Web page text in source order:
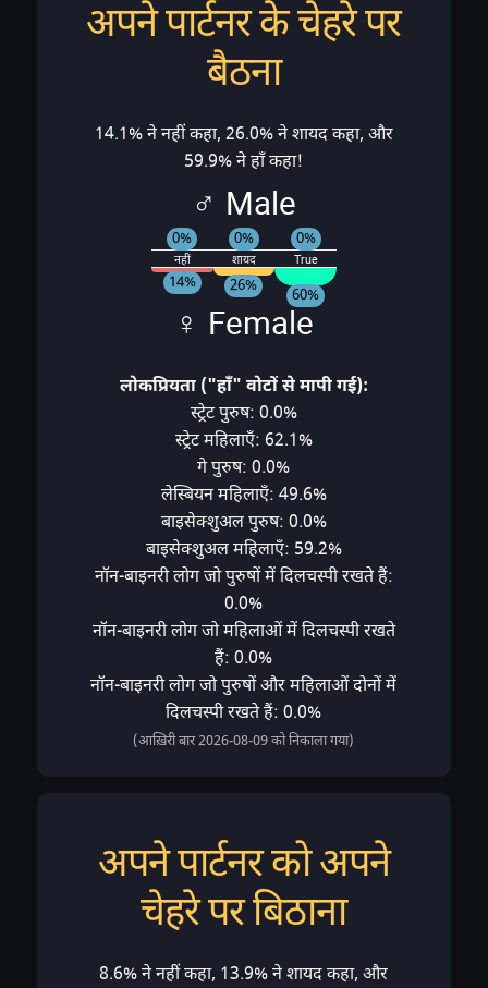
अपने पार्टनर के चेहरे पर
बैठना
14.1% ने नहीं कहा, 26.0% ने शायद कहा, और
59.9% ने हाँ कहा!
♂ Male
नहीं
0%
शायद
0%
True
0%
14% 26%
60%
♀ Female
लोकप्रियता ("हाँ" वोटों से मापी गई):
स्ट्रेट पुरुष: 0.0%
स्ट्रेट महिलाएँ: 62.1%
गे पुरुष: 0.0%
लेस्बियन महिलाएँ: 49.6%
बाइसेक्शुअल पुरुष: 0.0%
बाइसेक्शुअल महिलाएँ: 59.2%
नॉन-बाइनरी लोग जो पुरुषों में दिलचस्पी रखते हैं:
0.0%
नॉन-बाइनरी लोग जो महिलाओं में दिलचस्पी रखते
हैं: 0.0%
नॉन-बाइनरी लोग जो पुरुषों और महिलाओं दोनों में
दिलचस्पी रखते हैं: 0.0%
(आख़िरी बार 2026-08-09 को निकाला गया)
अपने पार्टनर को अपने
चेहरे पर बिठाना
8.6% ने नहीं कहा, 13.9% ने शायद कहा, और